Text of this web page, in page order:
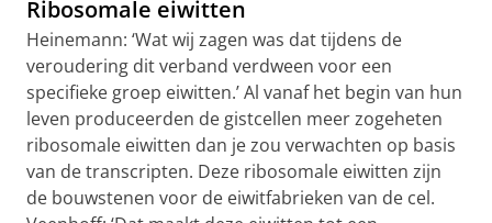
Ribosomale eiwitten
Heinemann: ‘Wat wij zagen was dat tijdens de
veroudering dit verband verdween voor een
specifieke groep eiwitten.’ Al vanaf het begin van hun
leven produceerden de gistcellen meer zogeheten
ribosomale eiwitten dan je zou verwachten op basis
van de transcripten. Deze ribosomale eiwitten zijn
de bouwstenen voor de eiwitfabrieken van de cel.